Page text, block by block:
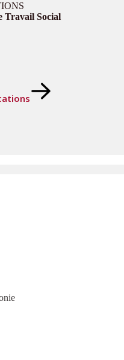
Travail Social